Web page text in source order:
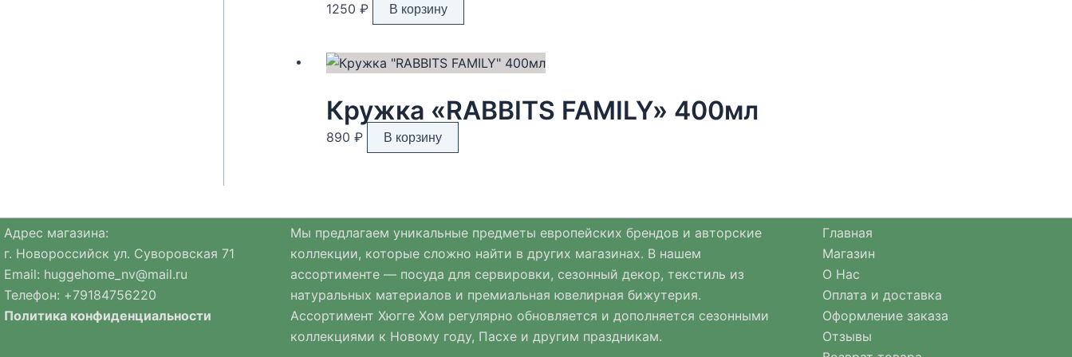
1250 ₽ В корзину
Кружка «RABBITS FAMILY» 400мл
890 ₽ В корзину
Адрес магазина:
г. Новороссийск ул. Суворовская 71
Email: huggehome_nv@mail.ru
Телефон: +79184756220
Политика конфиденциальности
Мы предлагаем уникальные предметы европейских брендов и авторские
коллекции, которые сложно найти в других магазинах. В нашем
ассортименте — посуда для сервировки, сезонный декор, текстиль из
натуральных материалов и премиальная ювелирная бижутерия.
Ассортимент Хюгге Хом регулярно обновляется и дополняется сезонными
коллекциями к Новому году, Пасхе и другим праздникам.
Главная
Магазин
О Нас
Оплата и доставка
Оформление заказа
Отзывы